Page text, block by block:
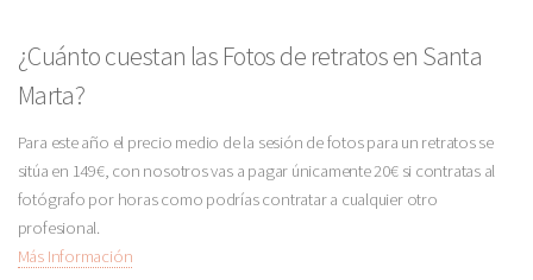
¿Cuánto cuestan las Fotos de retratos en Santa
Marta?
Para este año el precio medio de la sesión de fotos para un retratos se
sitúa en 149€, con nosotros vas a pagar únicamente 20€ si contratas al
fotógrafo por horas como podrías contratar a cualquier otro
profesional.
Más Información